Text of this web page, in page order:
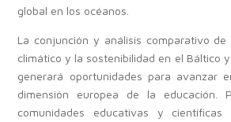
global en los océanos.
La conjunción y análisis comparativo
climático y la sostenibilidad en el Báltico
generará oportunidades para avanzar
dimensión europea de la educación.
comunidades educativas y